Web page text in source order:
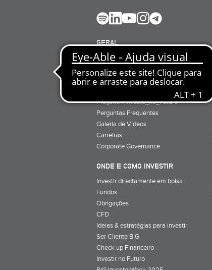
GERAL
Quem Somos
Preçário
Minha conta
Preçário #Investe_no_Futuro
Perguntas Frequentes
Galeria de Vídeos
Carreiras
Corporate Governance
ONDE E COMO INVESTIR
Investir directamente em bolsa
Fundos
Obrigações
CFD
Ideias & estratégias para investir
Ser Cliente BiG
Check up Financeiro
Investir no Futuro